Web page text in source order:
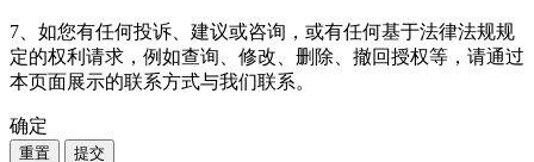
7、如您有任何投诉、建议或咨询，或有任何基于法律法规规
定的权利请求，例如查询、修改、删除、撤回授权等，请通过
本页面展示的联系方式与我们联系。
确定